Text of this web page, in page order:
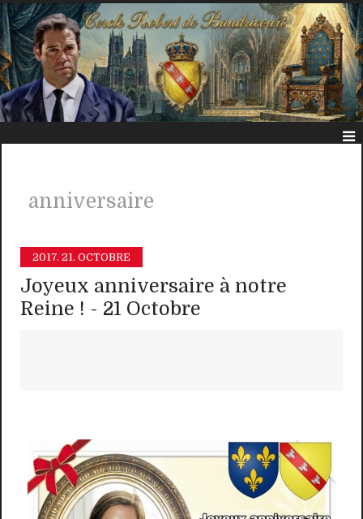
anniversaire
2017. 21. OCTOBRE
Joyeux anniversaire à notre
Reine ! - 21 Octobre